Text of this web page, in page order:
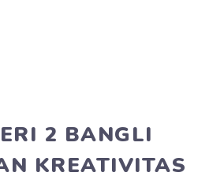
2 BANGLI
KREATIVITAS